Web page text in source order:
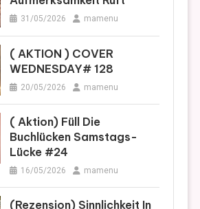
31/05/2026 mamenu
( AKTION ) COVER
WEDNESDAY# 128
20/05/2026 mamenu
( Aktion) Füll Die
Buchlücken Samstags-
Lücke #24
16/05/2026 mamenu
(Rezension) Sinnlichkeit In